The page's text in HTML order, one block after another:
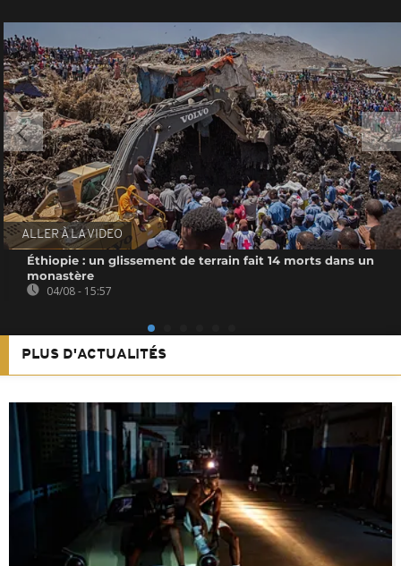
ALLER À LA VIDEO
Éthiopie : un glissement de terrain fait 14 morts dans un
monastère
04/08 - 15:57
PLUS D'ACTUALITÉS